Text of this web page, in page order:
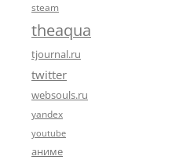
steam
theaqua
tjournal.ru
twitter
websouls.ru
yandex
youtube
аниме